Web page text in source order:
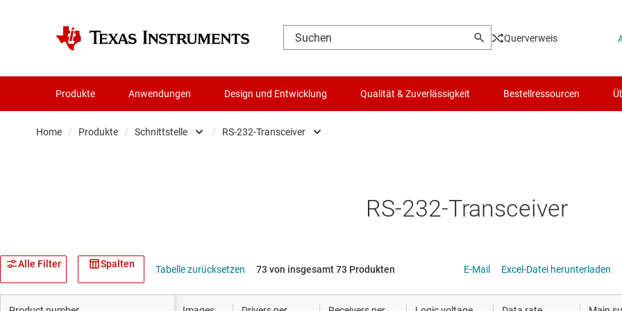
Querverweis
Produkte Anwendungen Design und Entwicklung Qualität & Zuverlässigkeit Bestellressourcen
Home / Produkte / Schnittstelle / RS-232-Transceiver
RS-232-Transceiver
Alle Filter Spalten Tabelle zurücksetzen 73 von insgesamt 73 Produkten E-Mail Excel-Datei herunterladen